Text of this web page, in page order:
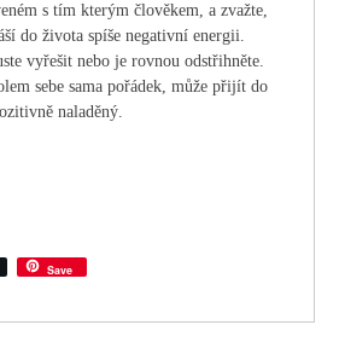
s tím kterým člověkem, a zvažte,
do života spíše negativní energii.
vyřešit nebo je rovnou odstřihněte.
sebe sama pořádek, může přijít do
naladěný.
Save